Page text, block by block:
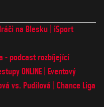
na Blesku
iSport
- podcast rozbíjející
ONLINE
Eventový
vs. Pudilová
Chance Liga